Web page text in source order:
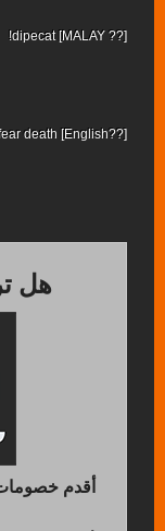
[?? MALAY] dipecat!
[??English] Why do you fear death?